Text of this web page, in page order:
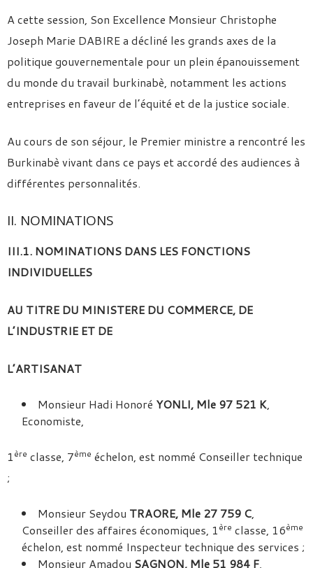
A cette session, Son Excellence Monsieur Christophe
Joseph Marie DABIRE a décliné les grands axes de la
politique gouvernementale pour un plein épanouissement
du monde du travail burkinabè, notamment les actions
entreprises en faveur de l’équité et de la justice sociale.
Au cours de son séjour, le Premier ministre a rencontré les
Burkinabè vivant dans ce pays et accordé des audiences à
différentes personnalités.
II. NOMINATIONS
III.1. NOMINATIONS DANS LES FONCTIONS
INDIVIDUELLES
AU TITRE DU MINISTERE DU COMMERCE, DE
L’INDUSTRIE ET DE
L’ARTISANAT
Monsieur Hadi Honoré YONLI, Mle 97 521 K,
Economiste,
1ère classe, 7ème échelon, est nommé Conseiller technique
;
Monsieur Seydou TRAORE, Mle 27 759 C,
Conseiller des affaires économiques, 1ère classe, 16ème
échelon, est nommé Inspecteur technique des services ;
Monsieur Amadou SAGNON, Mle 51 984 F,